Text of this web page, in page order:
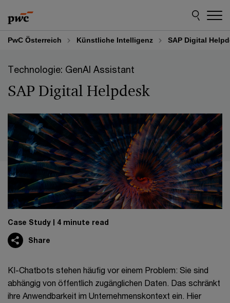
to
content
to
footer
PwC Österreich Künstliche Intelligenz SAP Digital
Technologie: GenAI Assistant
SAP Digital Helpdesk
Case Study 4 minute read
Share
KI-Chatbots stehen häufig vor einem Problem: Sie sind
abhängig von öffentlich zugänglichen Daten. Das schränkt
ihre Anwendbarkeit im Unternehmenskontext ein. Hier